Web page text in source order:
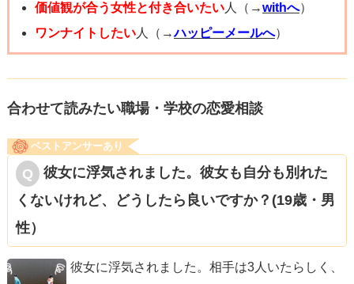
価値観が合う女性と付き合いたい人（→withへ）
ワンナイトしたい人（→ハッピーメールへ）
合わせて読みたい職場・学校の恋愛相談
ベストアンサーあり
彼女に浮気されました。彼女も自分も別れた
くないけれど、どうしたら良いですか？(19歳・男
性）
彼女に浮気されました。相手は3人いたらしく、